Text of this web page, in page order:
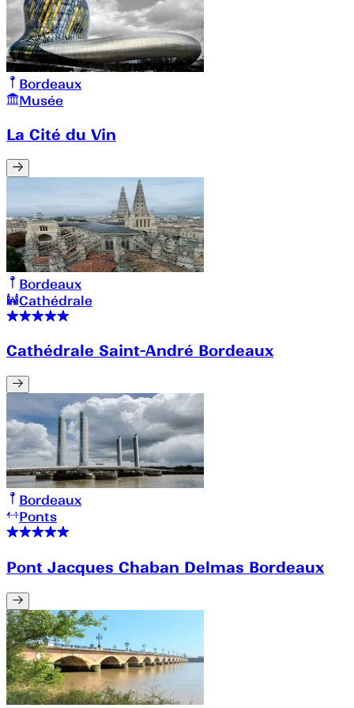
Bordeaux
Musée
La Cité du Vin
Bordeaux
Cathédrale
Cathédrale Saint-André Bordeaux
Bordeaux
Ponts
Pont Jacques Chaban Delmas Bordeaux